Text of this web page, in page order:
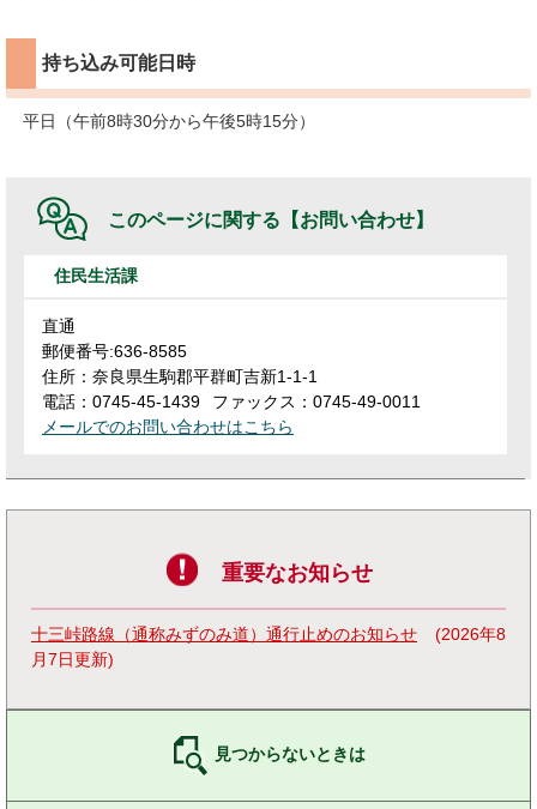
持ち込み可能日時
平日（午前8時30分から午後5時15分）
このページに関する 【お問い合わせ】
住民生活課
直通
郵便番号:636-8585
住所：奈良県生駒郡平群町吉新1-1-1
電話：0745-45-1439
ファックス：0745-49-0011
メールでのお問い合わせはこちら
重要なお知らせ
十三峠路線（通称みずのみ道）通行止めのお知らせ
2026年8
月7日更新
見つからないときは